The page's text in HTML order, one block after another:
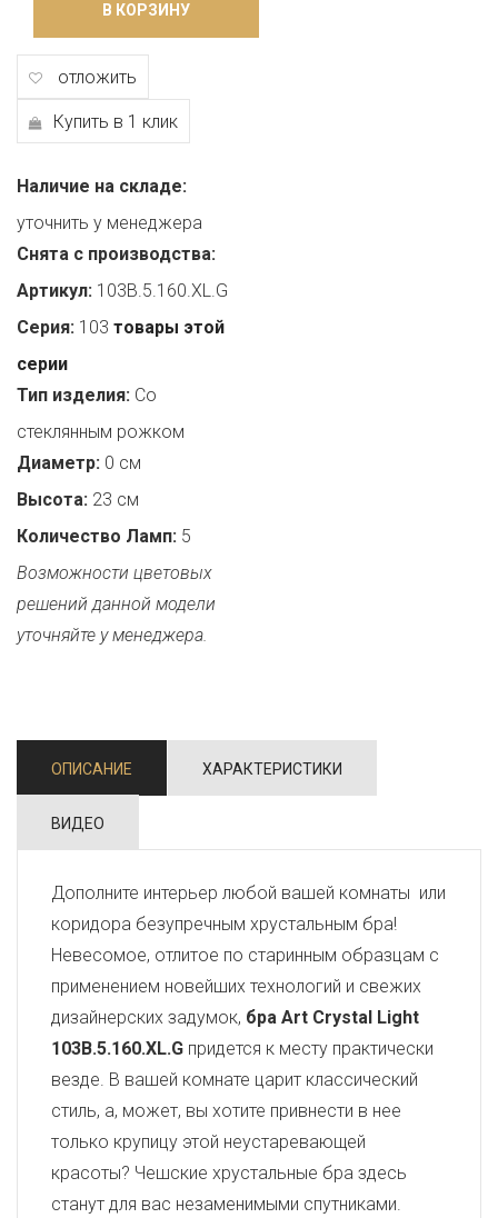
В КОРЗИНУ
отложить
Купить в 1 клик
Наличие на складе:
уточнить у менеджера
Снята с производства:
Артикул: 103B.5.160.XL.G
Серия: 103 товары этой
серии
Тип изделия: Со
стеклянным рожком
Диаметр: 0 см
Высота: 23 см
Количество Ламп: 5
Возможности цветовых
решений данной модели
уточняйте у менеджера.
ОПИСАНИЕ ХАРАКТЕРИСТИКИ
ВИДЕО
Дополните интерьер любой вашей комнаты или
коридора безупречным хрустальным бра!
Невесомое, отлитое по старинным образцам с
применением новейших технологий и свежих
дизайнерских задумок, бра Art Crystal Light
103B.5.160.XL.G придется к месту практически
везде. В вашей комнате царит классический
стиль, а, может, вы хотите привнести в нее
только крупицу этой неустаревающей
красоты? Чешские хрустальные бра здесь
станут для вас незаменимыми спутниками.